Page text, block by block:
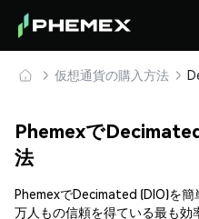
仮想通貨の購入方法
Phemexで
法
PhemexでDecimated (DIO)を
万人もの信頼を得ている最も